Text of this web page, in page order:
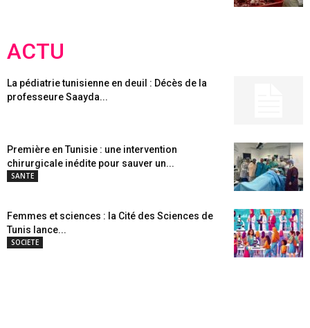
ACTU
La pédiatrie tunisienne en deuil : Décès de la
professeure Saayda...
Première en Tunisie : une intervention
chirurgicale inédite pour sauver un...
SANTE
Femmes et sciences : la Cité des Sciences de
Tunis lance...
SOCIETE